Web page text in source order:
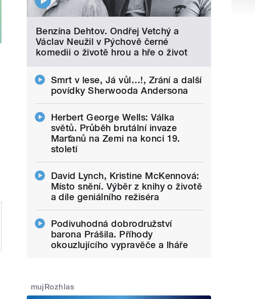
Benzína Dehtov. Ondřej Vetchý a
Václav Neužil v Pýchově černé
komedii o životě hrou a hře o život
Smrt v lese, Já vůl…!, Zrání a další
povídky Sherwooda Andersona
Herbert George Wells: Válka
světů. Průběh brutální invaze
Marťanů na Zemi na konci 19.
století
David Lynch, Kristine McKennová:
Místo snění. Výběr z knihy o životě
a díle geniálního režiséra
Podivuhodná dobrodružství
barona Prášila. Příhody
okouzlujícího vypravěče a lháře
mujRozhlas